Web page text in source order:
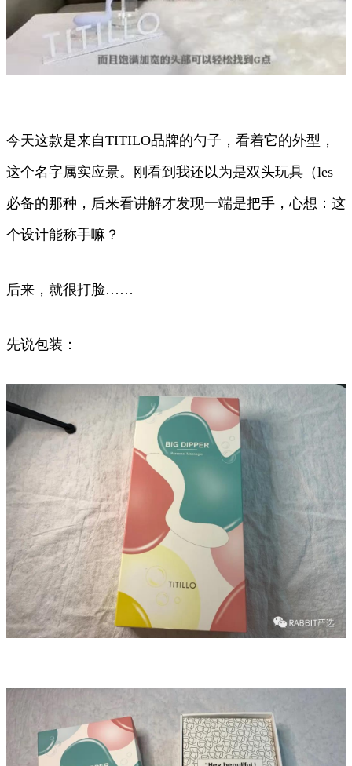
今天这款是来自TITILO品牌的勺子，看着它的外型，
这个名字属实应景。刚看到我还以为是双头玩具（les
必备的那种，后来看讲解才发现一端是把手，心想：这
个设计能称手嘛？
后来，就很打脸……
先说包装：